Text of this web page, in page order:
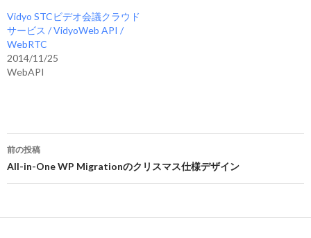
Vidyo STCビデオ会議クラウド
サービス / VidyoWeb API /
WebRTC
2014/11/25
WebAPI
投
稿
ビ
前の投稿
All-in-One WP Migrationのクリスマス仕様デザイン